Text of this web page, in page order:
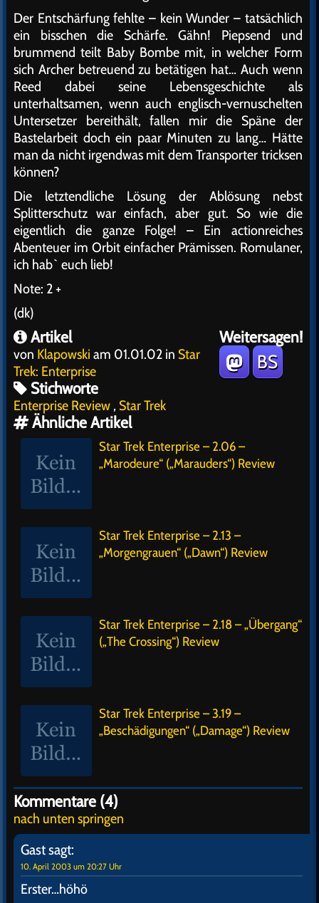
Der Entschärfung fehlte – kein Wunder – tatsächlich
ein bisschen die Schärfe. Gähn! Piepsend und
brummend teilt Baby Bombe mit, in welcher Form
sich Archer betreuend zu betätigen hat… Auch wenn
Reed dabei seine Lebensgeschichte als
unterhaltsamen, wenn auch englisch-vernuschelten
Untersetzer bereithält, fallen mir die Späne der
Bastelarbeit doch ein paar Minuten zu lang… Hätte
man da nicht irgendwas mit dem Transporter tricksen
können?
Die letztendliche Lösung der Ablösung nebst
Splitterschutz war einfach, aber gut. So wie die
eigentlich die ganze Folge! – Ein actionreiches
Abenteuer im Orbit einfacher Prämissen. Romulaner,
ich hab` euch lieb!
Note: 2 +
(dk)
Weitersagen!
BS
Artikel
von Klapowski am 01.01.02 in Star
Trek: Enterprise
Stichworte
Enterprise Review , Star Trek
Ähnliche Artikel
Star Trek Enterprise – 2.06 –
„Marodeure“ („Marauders“) Review
Star Trek Enterprise – 2.13 –
„Morgengrauen“ („Dawn“) Review
Star Trek Enterprise – 2.18 – „Übergang“
(„The Crossing“) Review
Star Trek Enterprise – 3.19 –
„Beschädigungen“ („Damage“) Review
Kommentare (4)
nach unten springen
Gastsagt:
10. April 2003 um 20:27 Uhr
Erster…höhö